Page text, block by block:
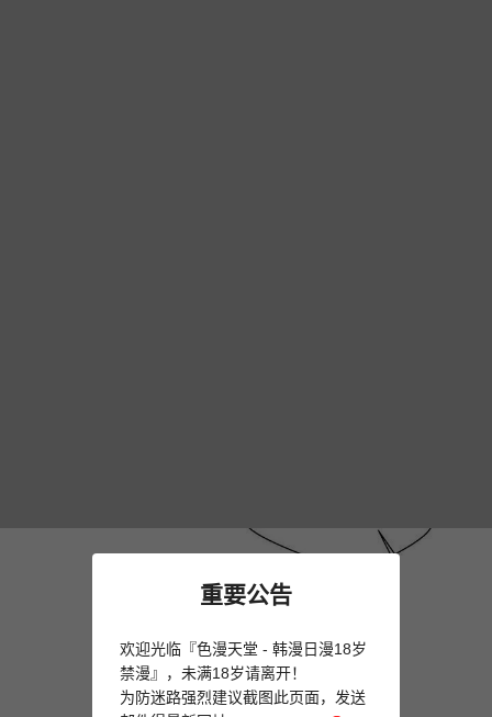
重要公告
欢迎光临『色漫天堂 - 韩漫日漫18岁
禁漫』，未满18岁请离开！
为防迷路强烈建议截图此页面，发送